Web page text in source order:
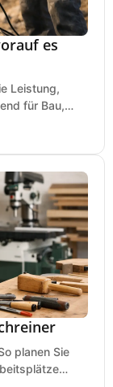
es
Leistung,
für Bau,
planen Sie